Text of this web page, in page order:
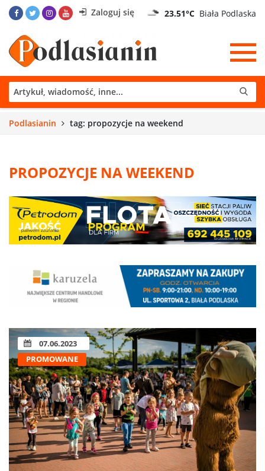
Zaloguj się 23.51°C Biała Podlaska
Podlasianin tag: propozycje na weekend
PROPOZYCJE NA WEEKEND
07.06.2023
PROMOWANE